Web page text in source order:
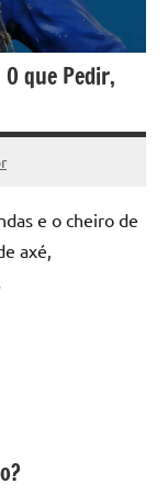
que Pedir,
e o cheiro de
axé,